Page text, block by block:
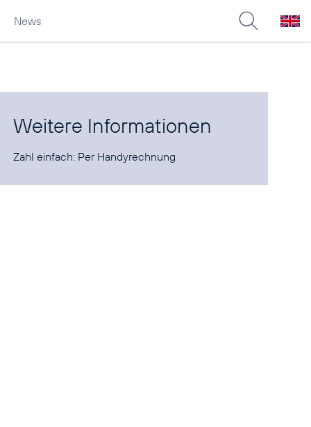
News
Weitere Informationen
Zahl einfach: Per Handyrechnung